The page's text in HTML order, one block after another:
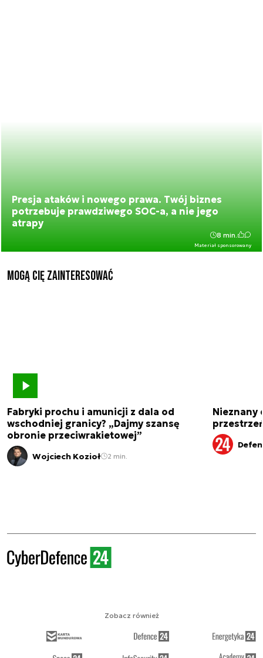
Presja ataków i nowego prawa. Twój biznes
potrzebuje prawdziwego SOC-a, a nie jego
atrapy
Materiał sponsorowany
8 min.
Mogą Cię zainteresować
Fabryki prochu i amunicji z dala od
wschodniej granicy? „Dajmy szansę
obronie przeciwrakietowej”
Wojciech Kozioł 2 min.
Nieznany
Zobacz również